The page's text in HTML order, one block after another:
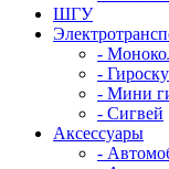
ШГУ
-
-
- Мини
- Сигвей
Аксессуары
-